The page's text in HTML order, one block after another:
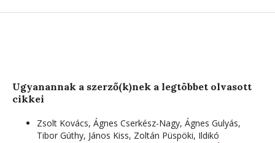
Ugyanannak a szerző(k)nek a legtöbbet olvasott
cikkei
Zsolt Kovács, Ágnes Cserkész-Nagy, Ágnes Gulyás,
Tibor Gúthy, János Kiss, Zoltán Püspöki, Ildikó